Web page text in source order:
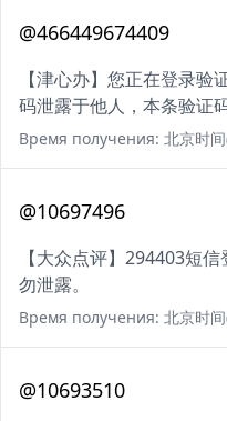
@466449674409
【津心办】您正在登录
码泄露于他人，本条验证
Время получения: 北京时
@10697496
【大众点评】294403短
勿泄露。
Время получения: 北京时
@10693510